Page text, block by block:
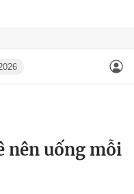
nên uống mỗi